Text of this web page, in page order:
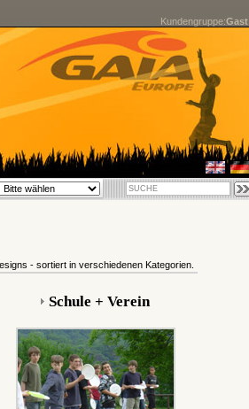
Kundengruppe:Gast
- sortiert in verschiedenen Kategorien.
Schule + Verein